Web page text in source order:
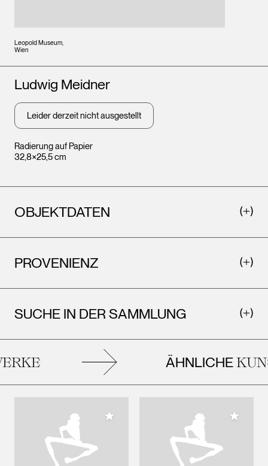
Leopold Museum,
Wien
Radierung auf Papier
32,8×25,5 cm
Künstler*innen
Ludwig Meidner
Leider derzeit nicht ausgestellt
OBJEKTDATEN
PROVENIENZ
SUCHE IN DER SAMMLUNG
ÄHNLICHE
Meiner Sammlung hinzufügen Meiner